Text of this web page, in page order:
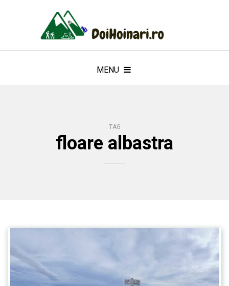
MENU
TAG
floare albastra